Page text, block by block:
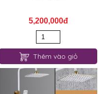
5,200,000đ
Thêm vào giỏ